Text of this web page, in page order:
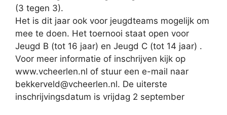
(3 tegen 3).
Het is dit jaar ook voor jeugdteams mogelijk om
mee te doen. Het toernooi staat open voor
Jeugd B (tot 16 jaar) en Jeugd C (tot 14 jaar) .
Voor meer informatie of inschrijven kijk op
www.vcheerlen.nl of stuur een e-mail naar
bekkerveld@vcheerlen.nl. De uiterste
inschrijvingsdatum is vrijdag 2 september